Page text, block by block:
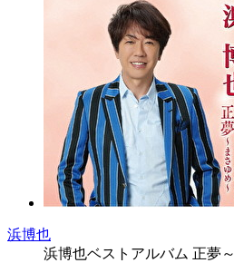
浜博也
浜博也ベストアルバム 正夢